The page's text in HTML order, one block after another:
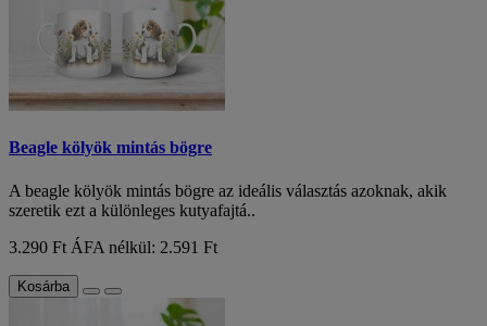
Beagle kölyök mintás bögre
A beagle kölyök mintás bögre az ideális választás azoknak, akik
szeretik ezt a különleges kutyafajtá..
3.290 Ft ÁFA nélkül: 2.591 Ft
Kosárba